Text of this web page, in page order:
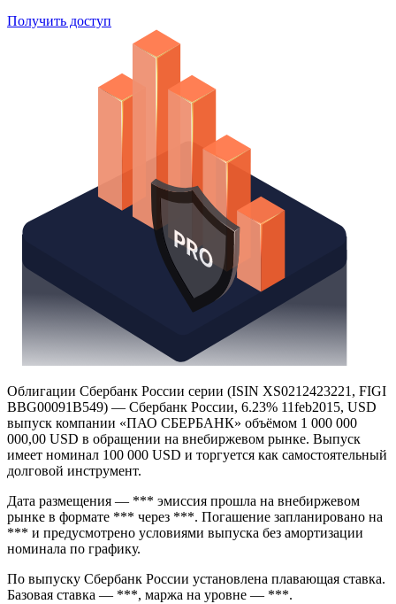
Получить доступ
Облигации Сбербанк России серии (ISIN XS0212423221, FIGI
BBG00091B549) — Сбербанк России, 6.23% 11feb2015, USD
выпуск компании «ПАО СБЕРБАНК» объёмом 1 000 000
000,00 USD в обращении на внебиржевом рынке. Выпуск
имеет номинал 100 000 USD и торгуется как самостоятельный
долговой инструмент.
Дата размещения — *** эмиссия прошла на внебиржевом
рынке в формате *** через ***. Погашение запланировано на
*** и предусмотрено условиями выпуска без амортизации
номинала по графику.
По выпуску Сбербанк России установлена плавающая ставка.
Базовая ставка — ***, маржа на уровне — ***.